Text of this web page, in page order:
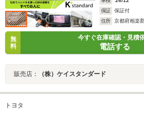
保証
保証付
住所
京都府相楽
無
料
今すぐ在庫確認・見積
電話する
販売店： （株）ケイスタンダード
トヨタ